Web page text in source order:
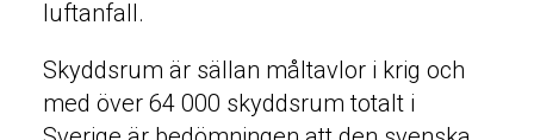
luftanfall.
Skyddsrum är sällan måltavlor i krig och
med över 64 000 skyddsrum totalt i